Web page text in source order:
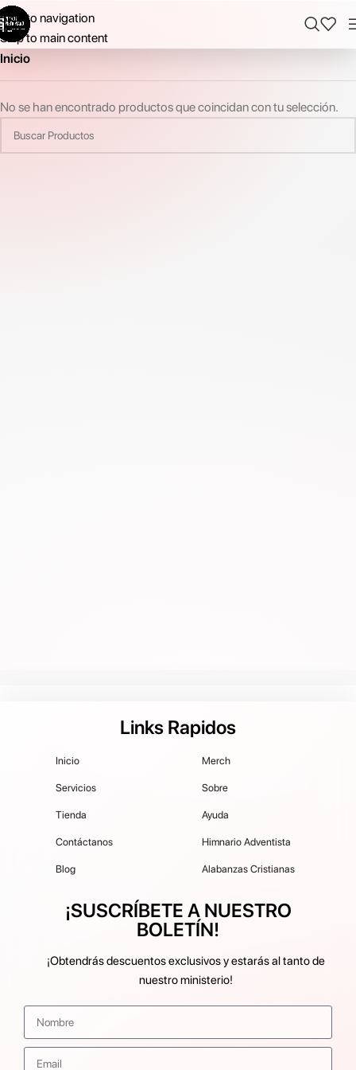
Skip to navigation
Skip to main content
Inicio
No se han encontrado productos que coincidan con tu selección.
Links Rapidos
Inicio
Servicios
Tienda
Contáctanos
Blog
Merch
Sobre
Ayuda
Himnario Adventista
Alabanzas Cristianas
¡SUSCRÍBETE A NUESTRO
BOLETÍN!
¡Obtendrás descuentos exclusivos y estarás al tanto de
nuestro ministerio!